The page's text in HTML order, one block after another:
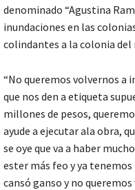
denominado “Agustina
inundaciones en las
colindantes a la colonia
“No queremos volvernos a
que nos den a etiqueta
millones de pesos,
ayude a ejecutar ala obra,
se oye que va a haber
ester más feo y ya
cansó ganso y no